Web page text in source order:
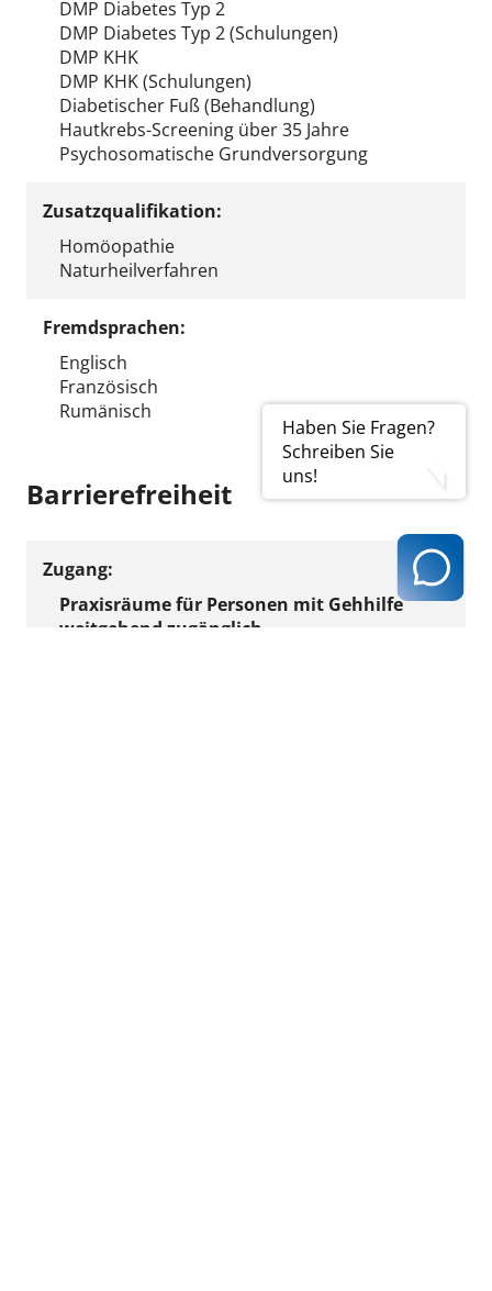
Haben Sie Fragen?
Schreiben Sie
uns!
DMP Diabetes Typ 2
DMP Diabetes Typ 2 (Schulungen)
DMP KHK
DMP KHK (Schulungen)
Diabetischer Fuß (Behandlung)
Hautkrebs-Screening über 35 Jahre
Psychosomatische Grundversorgung
Zusatzqualifikation:
Homöopathie
Naturheilverfahren
Fremdsprachen:
Englisch
Französisch
Rumänisch
Barrierefreiheit
Zugang:
Praxisräume für Personen mit Gehhilfe
weitgehend zugänglich